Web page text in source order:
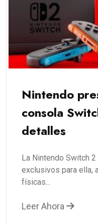
Nintendo
consola
detalles
La Nintendo Switch
exclusivos para ella,
físicas...
Leer Ahora